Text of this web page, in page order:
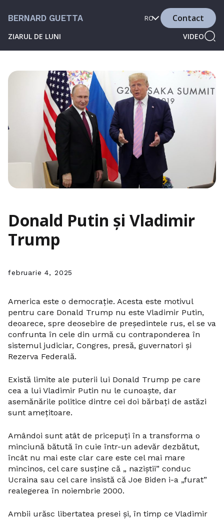
BERNARD GUETTA
ZIARUL DE LUNI VIDEO
RO Contact
Donald Putin și Vladimir
Trump
februarie 4, 2025
America este o democrație. Acesta este motivul
pentru care Donald Trump nu este Vladimir Putin,
deoarece, spre deosebire de președintele rus, el se va
confrunta în cele din urmă cu contraponderea în
sistemul judiciar, Congres, presă, guvernatori și
Rezerva Federală.
Există limite ale puterii lui Donald Trump pe care
cea a lui Vladimir Putin nu le cunoaște, dar
asemănările politice dintre cei doi bărbați de astăzi
sunt amețitoare.
Amândoi sunt atât de pricepuți în a transforma o
minciună bătută în cuie într-un adevăr dezbătut,
încât nu mai este clar care este cel mai mare
mincinos, cel care susține că „ naziștii” conduc
Ucraina sau cel care insistă că Joe Biden i-a „furat”
realegerea în noiembrie 2000.
Ambii urăsc libertatea presei și, în timp ce Vladimir